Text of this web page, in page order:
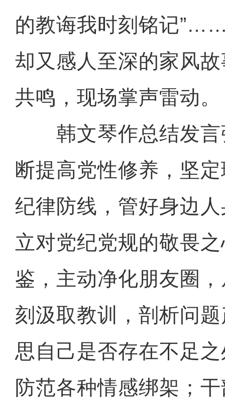
的教诲我时刻铭记
却又感人至深的家风
共鸣，现场掌声雷动。
韩文琴作总结发言
断提高党性修养，坚
纪律防线，管好身边
立对党纪党规的敬畏
鉴，主动净化朋友圈
刻汲取教训，剖析问
思自己是否存在不足
防范各种情感绑架；